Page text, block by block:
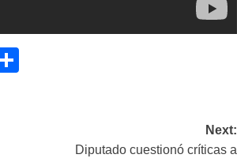
Next:
Diputado cuestionó críticas a